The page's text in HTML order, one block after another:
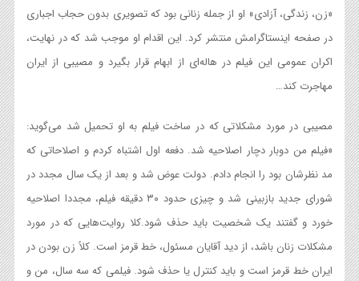
«زن، زندگی، آزادی» او از جمله زنانی بود که تصویری بدون حجاب اجباری
در صفحه اینستاگرامش منتشر کرد. این اقدام او موجب شد که در نهایت،
اکران عمومی این فیلم در هاله‌ای از ابهام قرار بگیرد و مصیبی از ایران
مهاجرت کند…
مصیبی در مورد مشکلاتی که در ساخت فیلم به او تحمیل شد می‌گوید:
«فیلم من دوبار دچار اصلاحیه شد. دفعه اول اشتباه کردم و اصلاحاتی که
مد نظرشان بود را انجام دادم. دولت عوض شد و بعد از یک سال مجدد در
شورای جدید بازبینی شد و چیزی حدود ۳۰ دقیقه فیلم، مجددا اصلاحیه
خورد و گفتند یک شخصیت باید حذف شود.کلا روایت‌هایی که در مورد
مشکلات زنان باشد، از دید آقایان مسئول، خط قرمز است. کلاً زن بودن در
ایران خط قرمز است و باید کنترل یا حذف شود. فیلمی که سه سال، من و